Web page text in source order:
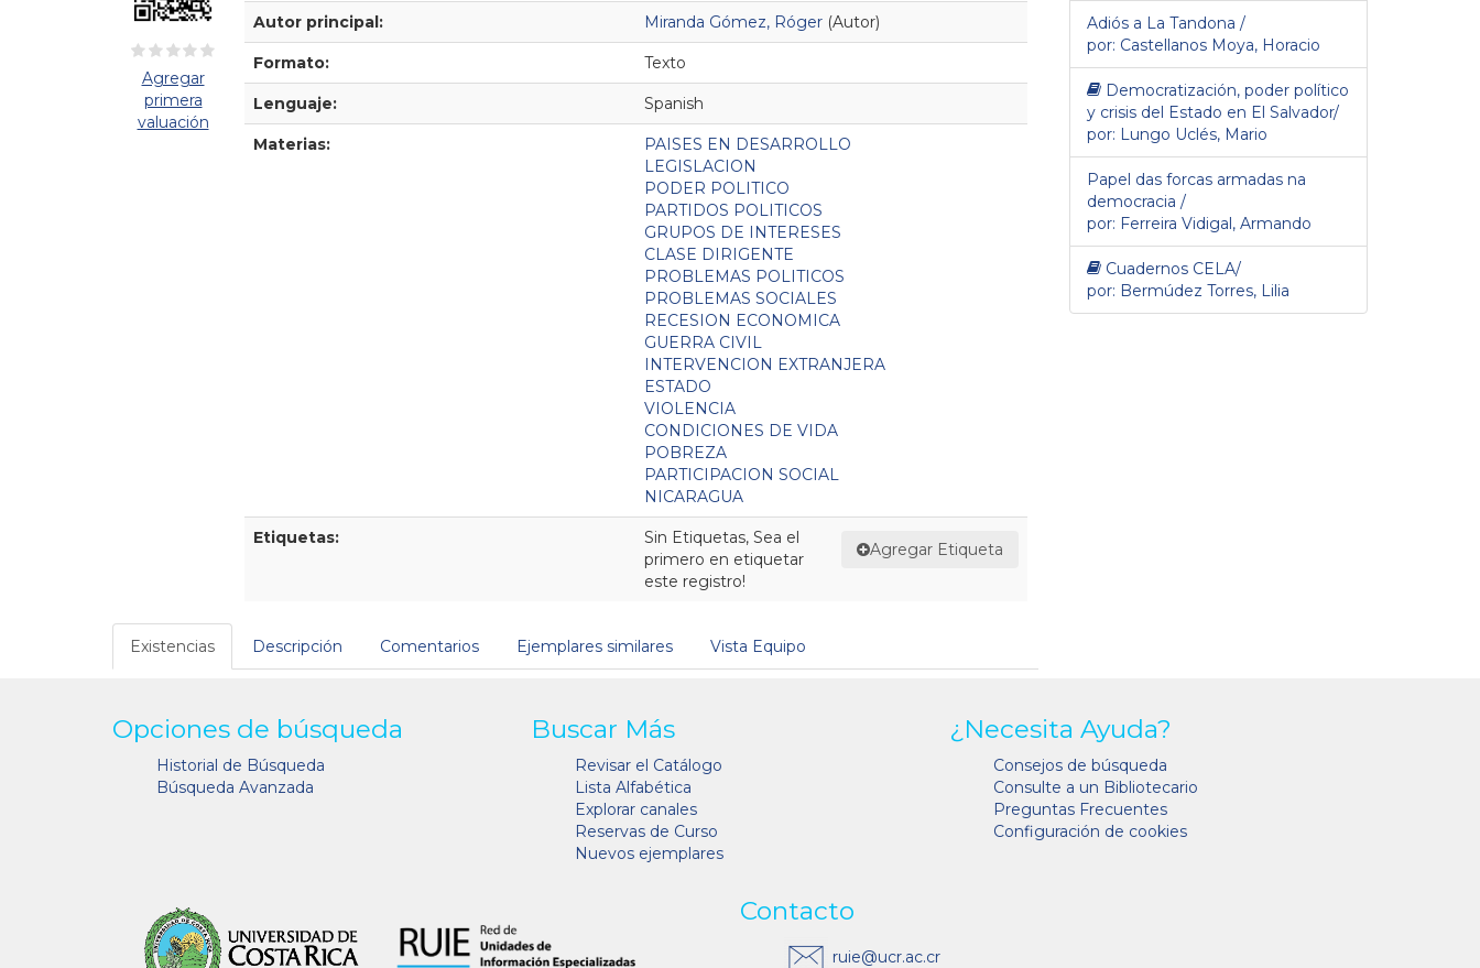
Agregar
primera
valuación
Detalles Bibliográficos
Autor principal: Miranda Gómez, Róger (Autor)
Formato: Texto
Lenguaje: Spanish
Materias:
PAISES EN DESARROLLO
LEGISLACION
PODER POLITICO
PARTIDOS POLITICOS
GRUPOS DE INTERESES
CLASE DIRIGENTE
PROBLEMAS POLITICOS
PROBLEMAS SOCIALES
RECESION ECONOMICA
GUERRA CIVIL
INTERVENCION EXTRANJERA
ESTADO
VIOLENCIA
CONDICIONES DE VIDA
POBREZA
PARTICIPACION SOCIAL
NICARAGUA
Etiquetas:
Agregar Etiqueta
Sin Etiquetas, Sea el
primero en etiquetar
este registro!
Existencias Descripción Comentarios Ejemplares similares Vista Equipo
Adiós a La Tandona /
por: Castellanos Moya, Horacio
Democratización, poder político
y crisis del Estado en El Salvador/
por: Lungo Uclés, Mario
Papel das forcas armadas na
democracia /
por: Ferreira Vidigal, Armando
Cuadernos CELA/
por: Bermúdez Torres, Lilia
Opciones de búsqueda
Historial de Búsqueda
Búsqueda Avanzada
Buscar Más
Revisar el Catálogo
Lista Alfabética
Explorar canales
Reservas de Curso
Nuevos ejemplares
¿Necesita Ayuda?
Consejos de búsqueda
Consulte a un Bibliotecario
Preguntas Frecuentes
Configuración de cookies
Contacto
ruie@ucr.ac.cr